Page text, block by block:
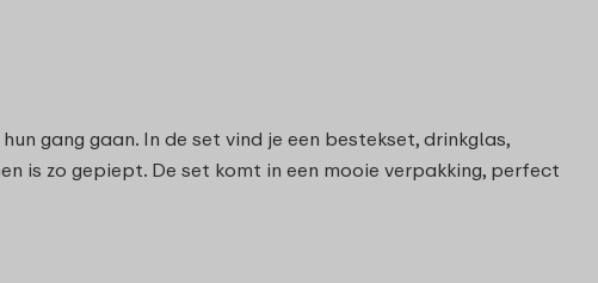
gang gaan. In de set vind je een bestekset, drinkglas,
is zo gepiept. De set komt in een mooie verpakking, perfect